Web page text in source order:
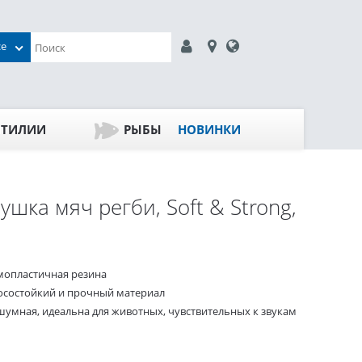
РЫБЫ НОВИНКИ
мяч регби, Soft & Strong,
резина
и прочный материал
идеальна для животных, чувствительных к звукам